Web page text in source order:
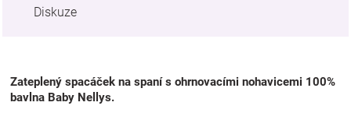
Diskuze
Zateplený spacáček na spaní s ohrnovacími nohavicemi 100%
bavlna Baby Nellys.